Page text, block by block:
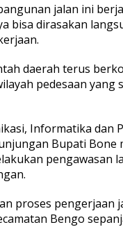
jalan ini
bisa dirasakan
daerah terus
pedesaan yang
Informatika dan
Bupati Bone
pengawasan
proses pengerjaan
Bengo